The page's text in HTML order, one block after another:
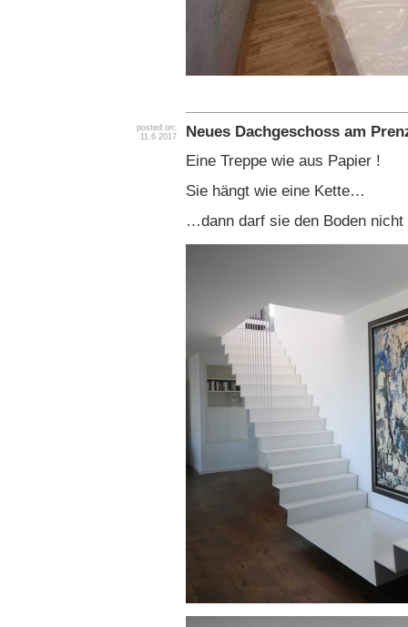
posted on:
11.6 2017
Neues Dachgeschoss am
Eine Treppe wie aus Papier !
Sie hängt wie eine Kette…
…dann darf sie den Boden nicht